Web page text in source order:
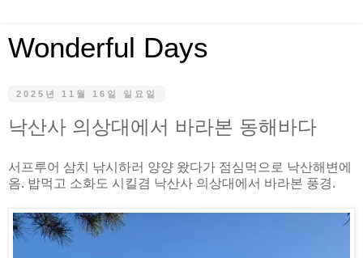
Wonderful Days
2025년 11월 16일 일요일
낙산사 의상대에서 바라본 동해바다
서프루어 삼치 낚시하러 양양 왔다가 점심먹으로 낙산해변에
옴. 밥먹고 소화도 시킬겸 낙산사 의상대에서 바라본 풍경.